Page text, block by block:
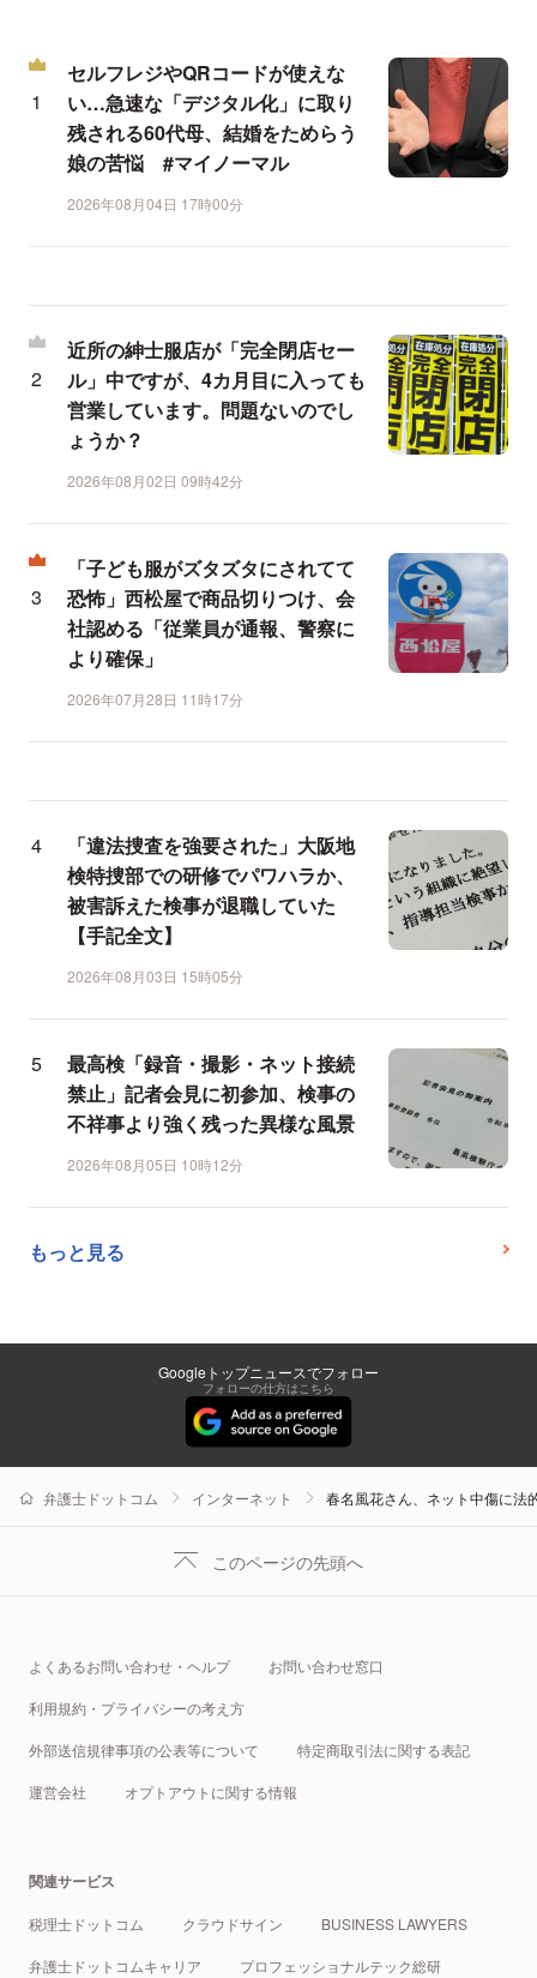
セルフレジやQRコードが使えな
い…急速な「デジタル化」に取り
残される60代母、結婚をためらう
娘の苦悩 #マイノーマル
2026年08月04日 17時00分
近所の紳士服店が「完全閉店セー
ル」中ですが、4カ月目に入っても
営業しています。問題ないのでし
ょうか？
2026年08月02日 09時42分
「子ども服がズタズタにされてて
恐怖」西松屋で商品切りつけ、会
社認める「従業員が通報、警察に
より確保」
2026年07月28日 11時17分
「違法捜査を強要された」大阪地
検特捜部での研修でパワハラか、
被害訴えた検事が退職していた
【手記全文】
2026年08月03日 15時05分
最高検「録音・撮影・ネット接続
禁止」記者会見に初参加、検事の
不祥事より強く残った異様な風景
2026年08月05日 10時12分
もっと見る
Googleトップニュースでフォロー
フォローの仕方はこちら
弁護士ドットコム インターネット 春名風花さん、ネット中傷に
このページの先頭へ
よくあるお問い合わせ・ヘルプ お問い合わせ窓口
利用規約・プライバシーの考え方
外部送信規律事項の公表等について 特定商取引法に関する表記
運営会社 オプトアウトに関する情報
関連サービス
税理士ドットコム クラウドサイン BUSINESS LAWYERS
弁護士ドットコムキャリア プロフェッショナルテック総研